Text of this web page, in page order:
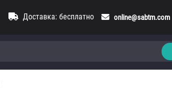
Доставка: бесплатно online@sabtm.com